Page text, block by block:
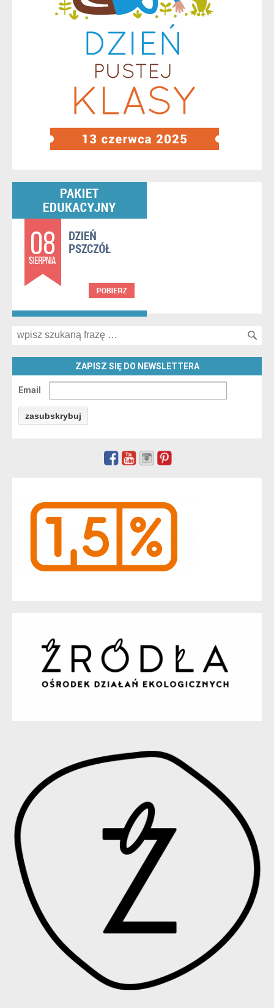
Search for:
ZAPISZ SIĘ DO NEWSLETTERA
Email